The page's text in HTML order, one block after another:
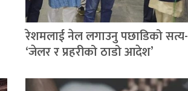
रेशमलाई नेल लगाउनु पछाडिको सत्य-
‘जेलर र प्रहरीको ठाडो आदेश’